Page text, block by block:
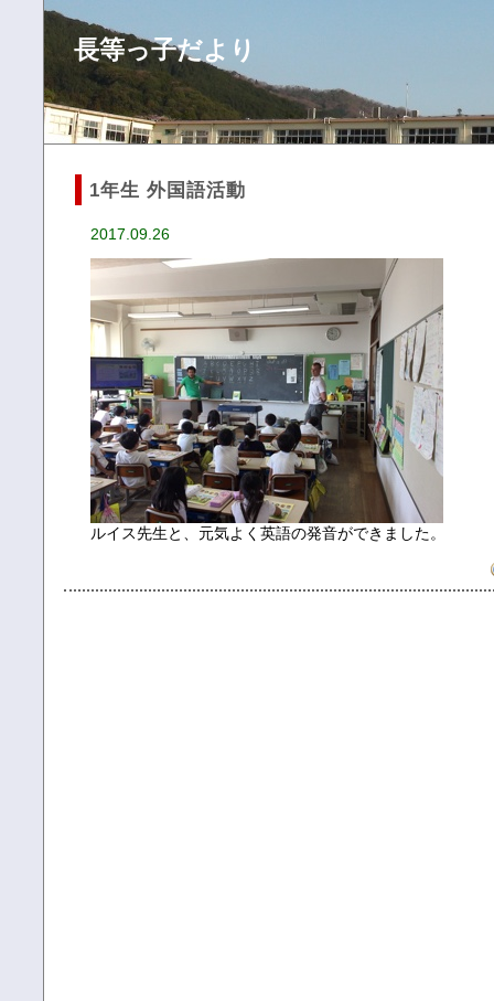
長等っ子だより
1年生 外国語活動
2017.09.26
ルイス先生と、元気よく英語の発音ができました。